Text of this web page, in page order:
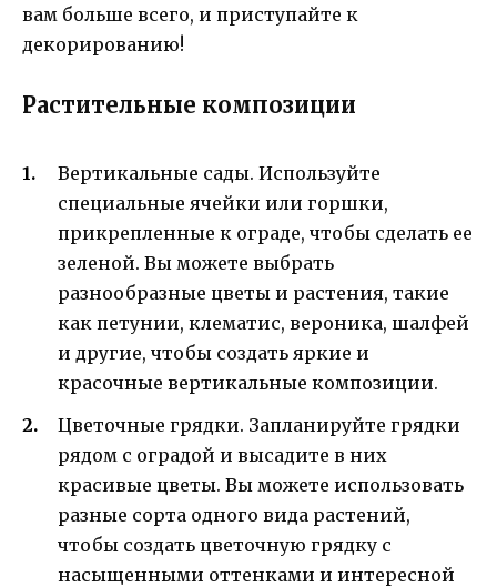
вам больше всего, и приступайте к
декорированию!
Растительные композиции
Вертикальные сады. Используйте
специальные ячейки или горшки,
прикрепленные к ограде, чтобы сделать ее
зеленой. Вы можете выбрать
разнообразные цветы и растения, такие
как петунии, клематис, вероника, шалфей
и другие, чтобы создать яркие и
красочные вертикальные композиции.
Цветочные грядки. Запланируйте грядки
рядом с оградой и высадите в них
красивые цветы. Вы можете использовать
разные сорта одного вида растений,
чтобы создать цветочную грядку с
насыщенными оттенками и интересной